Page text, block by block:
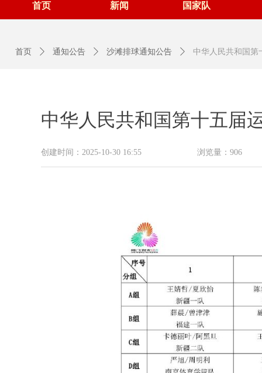
首页 新闻 国家队
中华人民共和国第十五届
创建时间： 2025-10-30 16:55 浏览量： 906
首页 ꄲ 通知公告 ꄲ 沙滩排球通知公告 ꄲ 中华人民共和国第